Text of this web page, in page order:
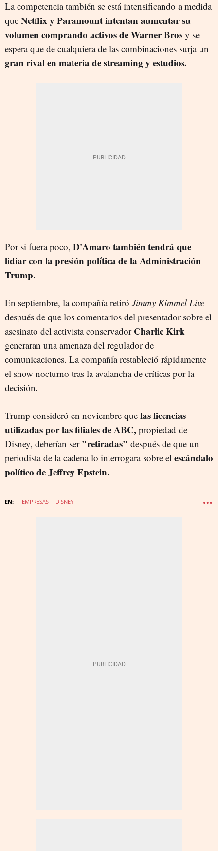
La competencia también se está intensificando a medida
que Netflix y Paramount intentan aumentar su
volumen comprando activos de Warner Bros y se
espera que de cualquiera de las combinaciones surja un
gran rival en materia de streaming y estudios.
Por si fuera poco, D'Amaro también tendrá que
lidiar con la presión política de la Administración
Trump.
En septiembre, la compañía retiró Jimmy Kimmel Live
después de que los comentarios del presentador sobre el
asesinato del activista conservadorCharlie Kirk
generaran una amenaza del regulador de
comunicaciones. La compañía restableció rápidamente
el show nocturno tras la avalancha de críticas por la
decisión.
Trump consideró en noviembre que las licencias
utilizadas por las filiales de ABC, propiedad de
Disney, deberían ser "retiradas" después de que un
periodista de la cadena lo interrogara sobre el escándalo
político de Jeffrey Epstein.
EMPRESAS DISNEY